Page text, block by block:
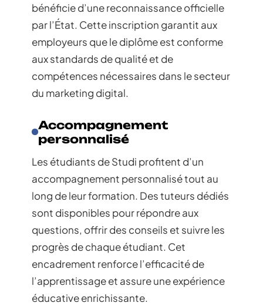
bénéficie d’une reconnaissance officielle
par l’État. Cette inscription garantit aux
employeurs que le diplôme est conforme
aux standards de qualité et de
compétences nécessaires dans le secteur
du marketing digital.
Accompagnement
personnalisé
Les étudiants de Studi profitent d’un
accompagnement personnalisé tout au
long de leur formation. Des tuteurs dédiés
sont disponibles pour répondre aux
questions, offrir des conseils et suivre les
progrès de chaque étudiant. Cet
encadrement renforce l’efficacité de
l’apprentissage et assure une expérience
éducative enrichissante.